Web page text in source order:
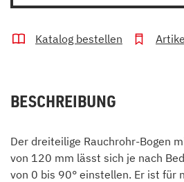
Katalog bestellen
BESCHREIBUNG
Der dreiteilige Rauchrohr-Bogen
von 120 mm lässt sich je nach
von 0 bis 90° einstellen. Er ist für